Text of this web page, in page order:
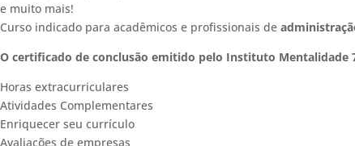
e muito mais!
Curso indicado para acadêmicos e profissionais de
O certificado de conclusão emitido pelo Instituto Mentalidade
Horas extracurriculares
Atividades Complementares
Enriquecer seu currículo
Avaliações de empresas